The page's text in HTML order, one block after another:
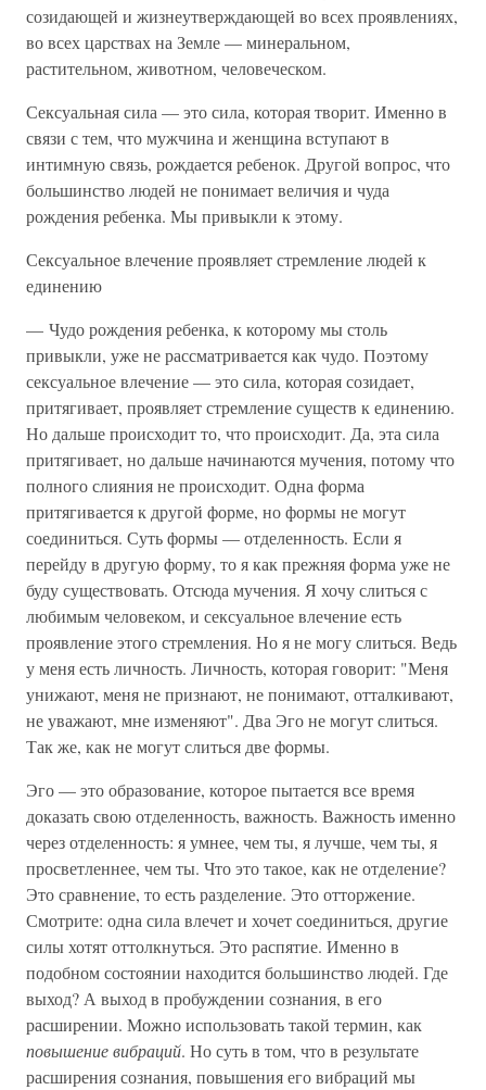
созидающей и жизнеутверждающей во всех проявлениях,
во всех царствах на Земле — минеральном,
растительном, животном, человеческом.
Сексуальная сила — это сила, которая творит. Именно в
связи с тем, что мужчина и женщина вступают в
интимную связь, рождается ребенок. Другой вопрос, что
большинство людей не понимает величия и чуда
рождения ребенка. Мы привыкли к этому.
Сексуальное влечение проявляет стремление людей к
единению
— Чудо рождения ребенка, к которому мы столь
привыкли, уже не рассматривается как чудо. Поэтому
сексуальное влечение — это сила, которая созидает,
притягивает, проявляет стремление существ к единению.
Но дальше происходит то, что происходит. Да, эта сила
притягивает, но дальше начинаются мучения, потому что
полного слияния не происходит. Одна форма
притягивается к другой форме, но формы не могут
соединиться. Суть формы — отделенность. Если я
перейду в другую форму, то я как прежняя форма уже не
буду существовать. Отсюда мучения. Я хочу слиться с
любимым человеком, и сексуальное влечение есть
проявление этого стремления. Но я не могу слиться. Ведь
у меня есть личность. Личность, которая говорит: "Меня
унижают, меня не признают, не понимают, отталкивают,
не уважают, мне изменяют". Два Эго не могут слиться.
Так же, как не могут слиться две формы.
Эго — это образование, которое пытается все время
доказать свою отделенность, важность. Важность именно
через отделенность: я умнее, чем ты, я лучше, чем ты, я
просветленнее, чем ты. Что это такое, как не отделение?
Это сравнение, то есть разделение. Это отторжение.
Смотрите: одна сила влечет и хочет соединиться, другие
силы хотят оттолкнуться. Это распятие. Именно в
подобном состоянии находится большинство людей. Где
выход? А выход в пробуждении сознания, в его
расширении. Можно использовать такой термин, как
повышение вибраций. Но суть в том, что в результате
расширения сознания, повышения его вибраций мы